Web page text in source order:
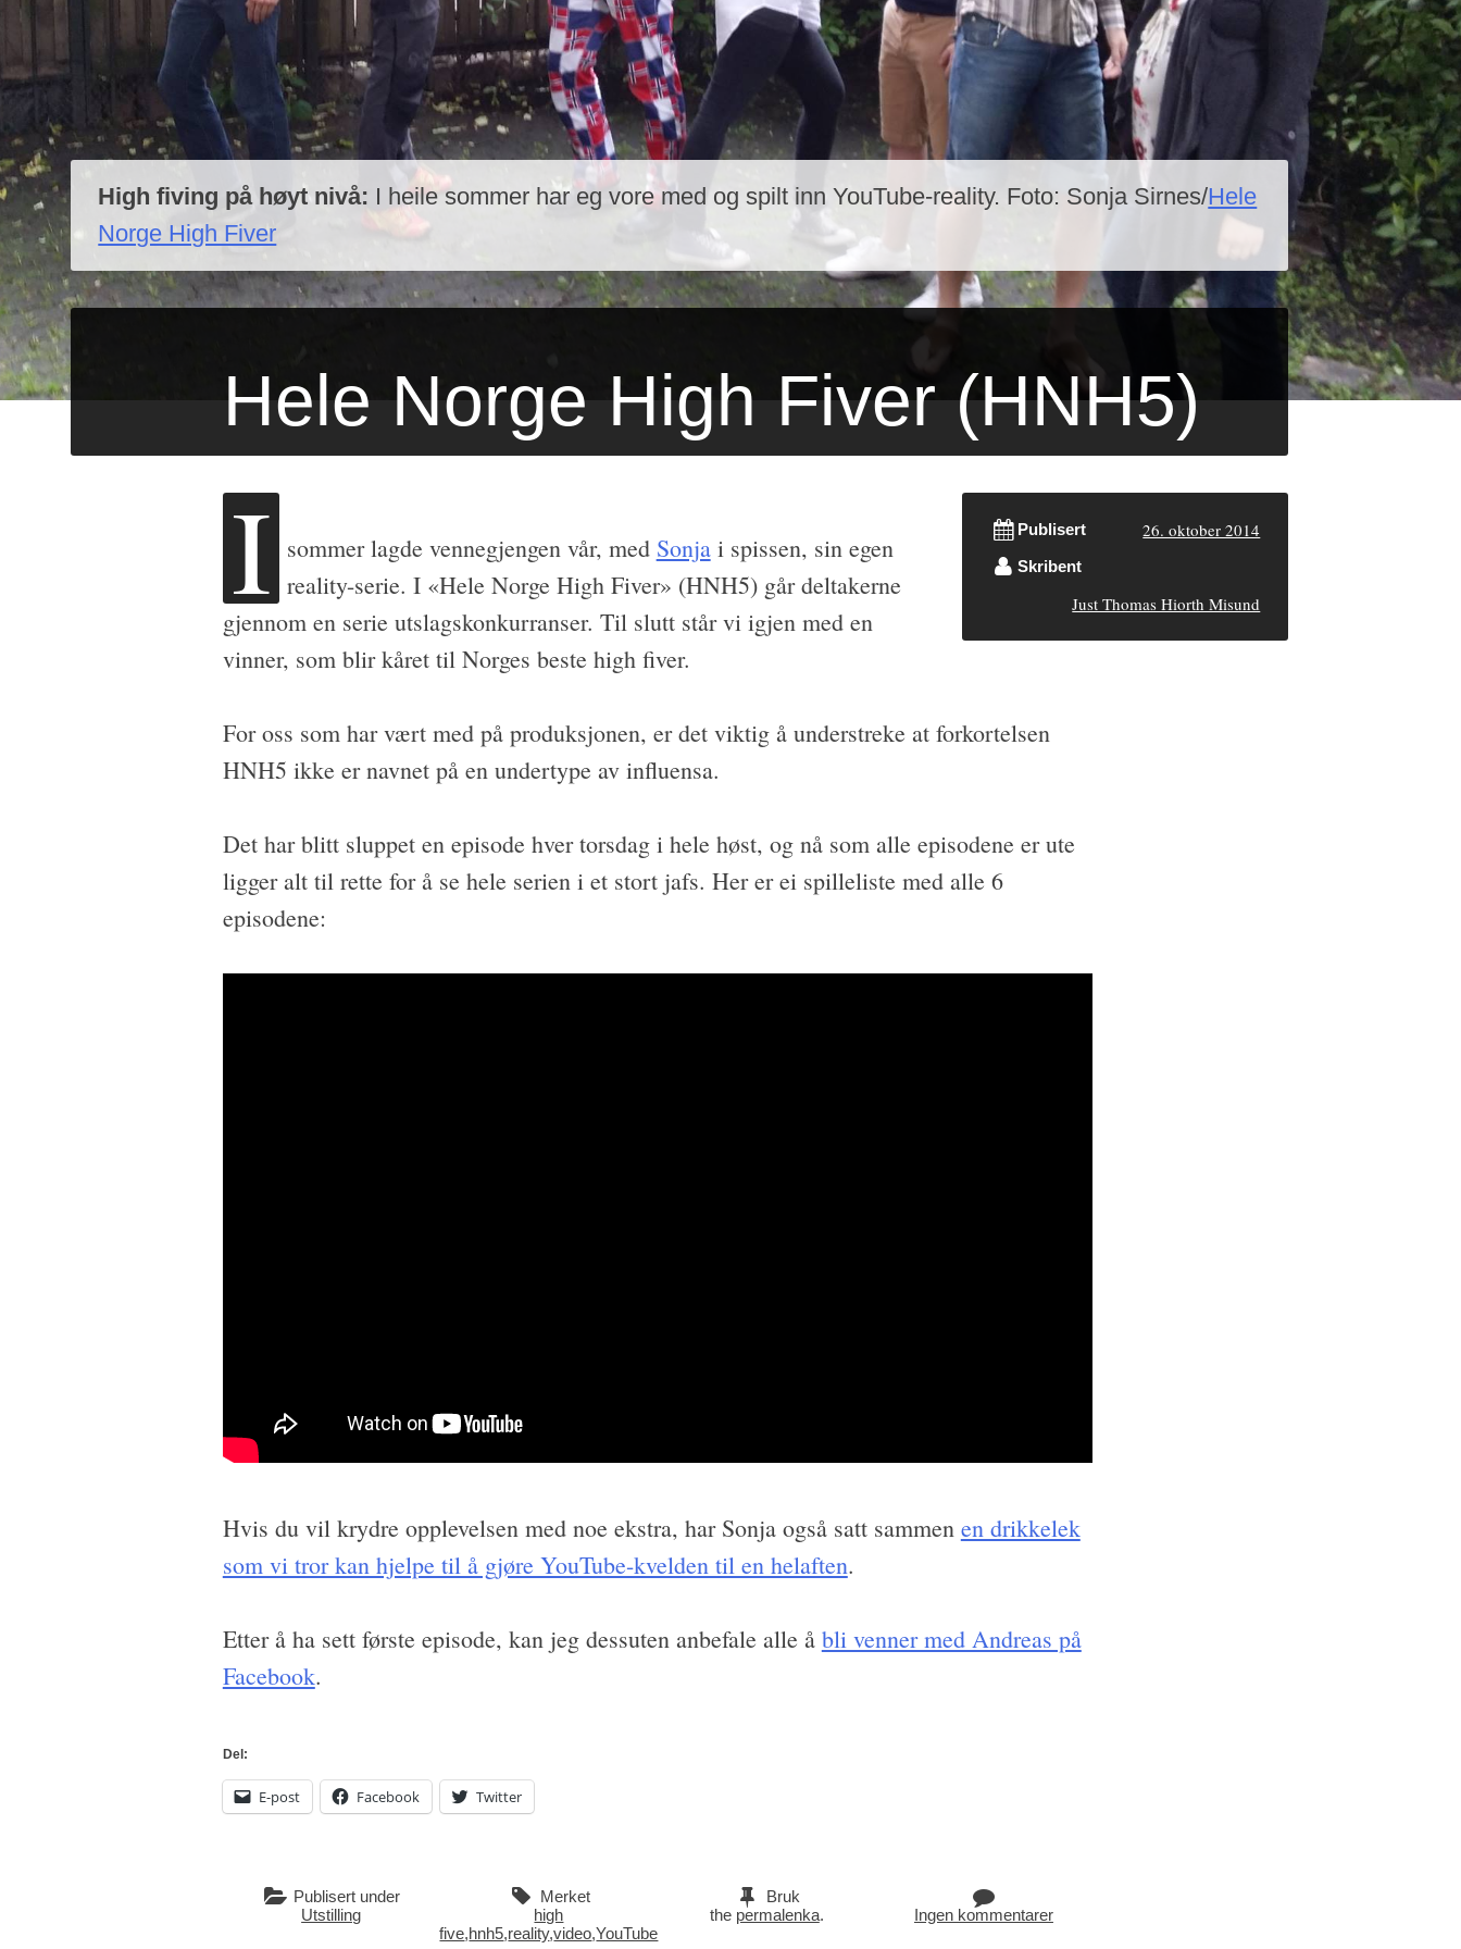
High fiving på høyt nivå: I heile sommer har eg vore med og spilt inn YouTube-reality. Foto: Sonja Sirnes/Hele
Norge High Fiver
Hele Norge High Fiver (HNH5)
Publisert 26. oktober 2014
Skribent
Just Thomas Hiorth Misund
I sommer lagde vennegjengen vår, med Sonjai spissen, sin egen
reality-serie. I «Hele Norge High Fiver» (HNH5) går deltakerne
gjennom en serie utslagskonkurranser. Til slutt står vi igjen med en
vinner, som blir kåret til Norges beste high fiver.
For oss som har vært med på produksjonen, er det viktig å understreke at forkortelsen
HNH5 ikke er navnet på en undertype av influensa.
Det har blitt sluppet en episode hver torsdag i hele høst, og nå som alle episodene er ute
ligger alt til rette for å se hele serien i et stort jafs. Her er ei spilleliste med alle 6
episodene:
Hvis du vil krydre opplevelsen med noe ekstra, har Sonja også satt sammen en drikkelek
som vi tror kan hjelpe til å gjøre YouTube-kvelden til en helaften.
Etter å ha sett første episode, kan jeg dessuten anbefale alle å bli venner med Andreas på
Facebook.
Del:
E-post Facebook Twitter
Publisert under
Utstilling
Merket
high
five,hnh5,reality,video,YouTube
Bruk
the permalenka. Ingen kommentarer